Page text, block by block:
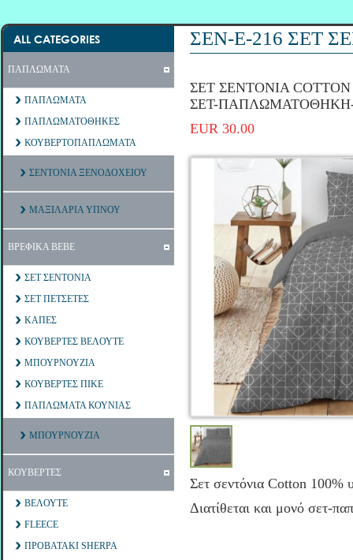
ALL CATEGORIES
ΠΑΠΛΩΜΑΤΑ
ΠΑΠΛΩΜΑΤΑ
ΠΑΠΛΩΜΑΤΟΘΗΚΕΣ
ΚΟΥΒΕΡΤΟΠΑΠΛΩΜΑΤΑ
ΣΕΝΤΟΝΙΑ ΞΕΝΟΔΟΧΕΙΟΥ
ΜΑΞΙΛΑΡΙΑ ΥΠΝΟΥ
ΒΡΕΦΙΚΑ ΒΕΒΕ
ΣΕΤ ΣΕΝΤΟΝΙΑ
ΣΕΤ ΠΕΤΣΕΤΕΣ
ΚΑΠΕΣ
ΚΟΥΒΕΡΤΕΣ ΒΕΛΟΥΤΕ
ΜΠΟΥΡΝΟΥΖΙΑ
ΚΟΥΒΕΡΤΕΣ ΠΙΚΕ
ΠΑΠΛΩΜΑΤΑ ΚΟΥΝΙΑΣ
ΜΠΟΥΡΝΟΥΖΙΑ
ΚΟΥΒΕΡΤΕΣ
ΒΕΛΟΥΤΕ
FLEECE
ΠΡΟΒΑΤΑΚΙ SHERPA
ΣΕΝ-Ε-216 ΣΕΤ
ΣΕΤ ΣΕΝΤΟΝΙΑ
ΣΕΤ-
EUR 30.00
Σετ σεντόνια Cotton 100%
Διατίθεται και μονό σετ-